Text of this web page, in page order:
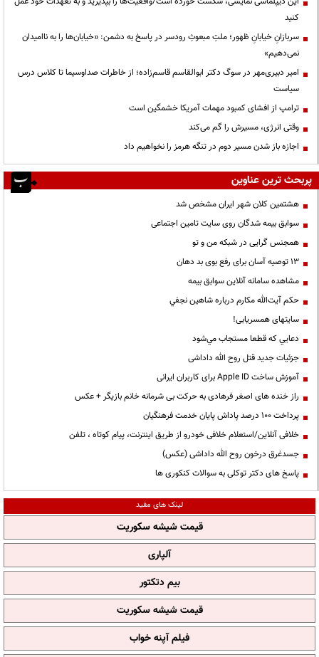
کنید
سربازانِ خیابانِ ظهور؛ ملتِ مبعوثِ رودسر در پاسخ به دشمن: «خیابان‌ها را به ناامیدان
نمی‌دهیم»
امیر دبیری‌مهر در سوگ دکتر ابوالقاسم قاسم‌زاده؛ از خاطرات صداوسیما تا کلاس درس
سیاست
ترامپ از افشای کمبود مهمات آمریکا خشمگین است
وقتی انرژی، مسیرش را گم می‌کند
اجازه باز شدن مسیر دوم در تنگه هرمز را نخواهیم داد
پربحث ترین عناوین
هشتمین کلان شهر ایران مشخص شد
سوابق بیمه شدگان روی سایت تامین اجتماعی
همجنس گرایی در شبکه من و تو
13 توصیه آسان برای رفع بوی بد دهان
مشاهده سامانه آنلاين سوابق بیمه
حكم آيت‌الله مكارم درباره شاهين نجفي
سایتهای همسریابی!
دعايي كه قطعا مستجاب مي‌شود
جزئیات جدید قتل روح الله داداشی
آموزش ساخت Apple ID برای کاربران ایرانی
راز خنده های اصغر فرهادی به حرکت بی شرمانه خانم بازیگر + عکس
پرداخت ۱۰۰ درصد پاداش پایان خدمت فرهنگیان
خلافی آنلاین/استعلام خلافی خودرو از طریق اینترنت، پیام کوتاه ، تلفن
جسدغرق درخون روح الله داداشی (عکس)
پاسخ های دکتر توکلی به سوالات کنکوری ها
لینک های مفید
قیمت شیشه سکوریت
آلپاری
بیم دتکتور
قیمت شیشه سکوریت
فیلم آپنه خواب